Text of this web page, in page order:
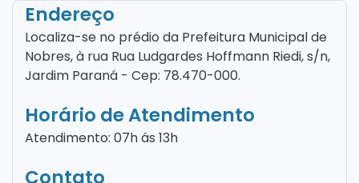
Endereço
Localiza-se no prédio da Prefeitura Municipal de
Nobres, à rua Rua Ludgardes Hoffmann Riedi, s/n,
Jardim Paraná - Cep: 78.470-000.
Horário de Atendimento
Atendimento: 07h ás 13h
Contato